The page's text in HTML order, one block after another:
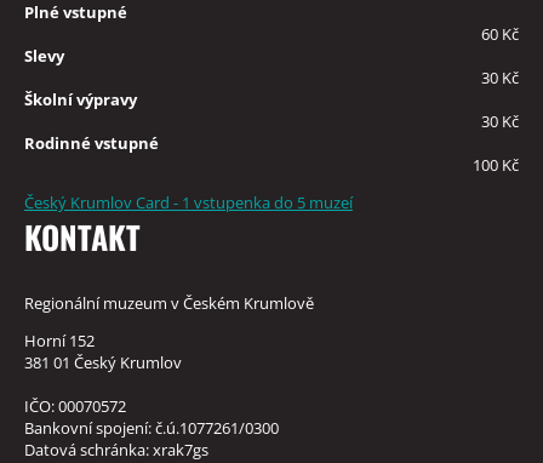
Plné vstupné
60 Kč
Slevy
30 Kč
Školní výpravy
30 Kč
Rodinné vstupné
100 Kč
Český Krumlov Card - 1 vstupenka do 5 muzeí
KONTAKT
Regionální muzeum v Českém Krumlově
Horní 152
381 01 Český Krumlov
IČO: 00070572
Bankovní spojení: č.ú.1077261/0300
Datová schránka: xrak7gs